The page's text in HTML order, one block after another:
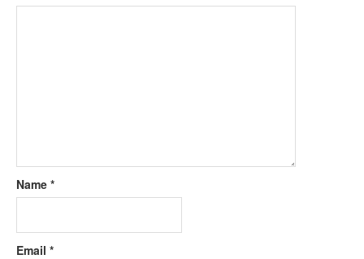
Name *
Email *